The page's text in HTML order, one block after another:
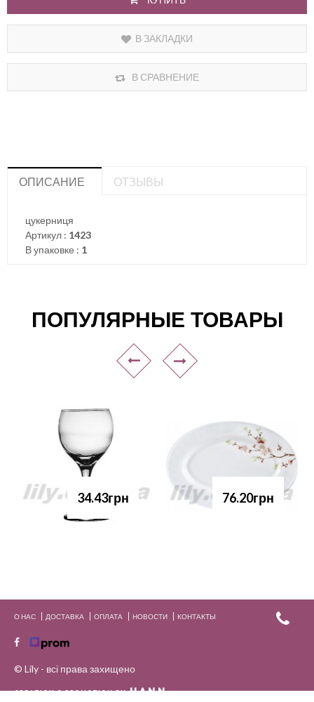
В ЗАКЛАДКИ
В СРАВНЕНИЕ
ОПИСАНИЕ ОТЗЫВЫ
цукерниця
Артикул : 1423
В упаковке : 1
ПОПУЛЯРНЫЕ ТОВАРЫ
34.43грн 76.20грн
О НАС ДОСТАВКА ОПЛАТА НОВОСТИ КОНТАКТЫ
© Lily - всі права захищено
CREATION & PROMOTION BYHANN.